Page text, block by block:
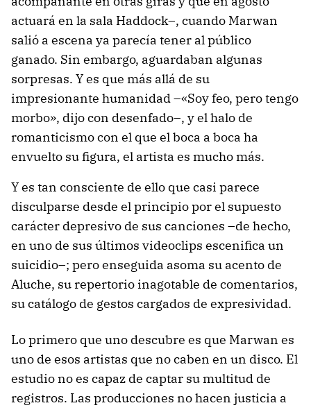
actuará en la sala Haddock–, cuando Marwan
salió a escena ya parecía tener al público
ganado. Sin embargo, aguardaban algunas
sorpresas. Y es que más allá de su
impresionante humanidad –«Soy feo, pero tengo
morbo», dijo con desenfado–, y el halo de
romanticismo con el que el boca a boca ha
envuelto su figura, el artista es mucho más.
Y es tan consciente de ello que casi parece
disculparse desde el principio por el supuesto
carácter depresivo de sus canciones –de hecho,
en uno de sus últimos videoclips escenifica un
suicidio–; pero enseguida asoma su acento de
Aluche, su repertorio inagotable de comentarios,
su catálogo de gestos cargados de expresividad.
Lo primero que uno descubre es que Marwan es
uno de esos artistas que no caben en un disco. El
estudio no es capaz de captar su multitud de
registros. Las producciones no hacen justicia a